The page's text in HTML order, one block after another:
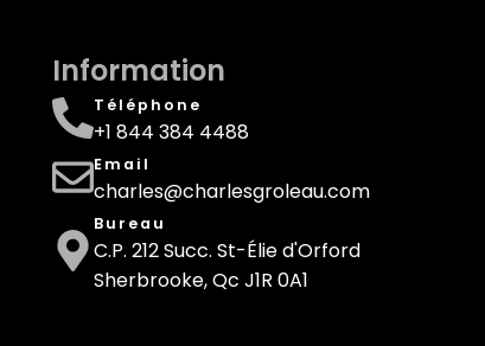
Information
Téléphone
+1 844 384 4488
Email
charles@charlesgroleau.com
Bureau
C.P. 212 Succ. St-Élie d'Orford
Sherbrooke, Qc J1R 0A1